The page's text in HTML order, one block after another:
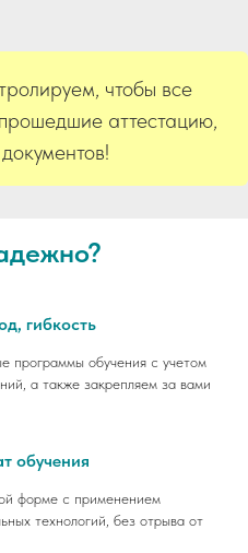
чтобы все
аттестацию,
гибкость
программы обучения с учетом
а также закрепляем за вами
обучения
форме с применением
технологий, без отрыва от